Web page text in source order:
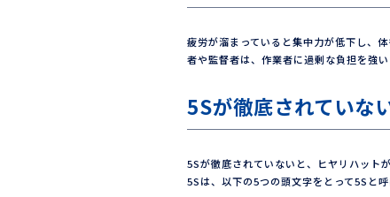
疲労が溜まっていると集中力が低下し、
者や監督者は、作業者に過剰な負担を強
5Sが徹底されていな
5Sが徹底されていないと、ヒヤリハット
5Sは、以下の5つの頭文字をとって5Sと呼